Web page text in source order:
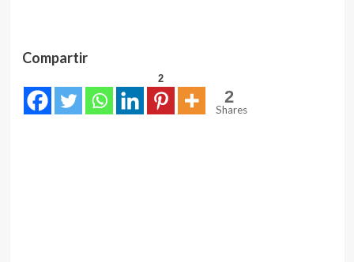
Compartir
2
2
Shares